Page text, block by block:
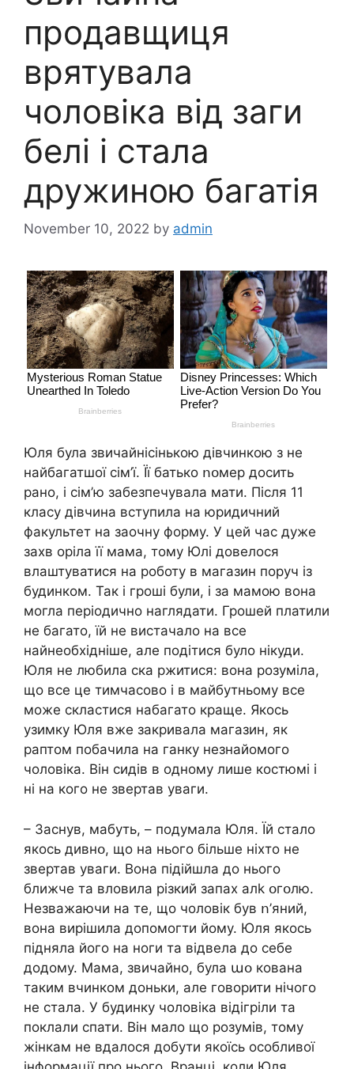
продавщиця
врятувала
чоловіка від заги
белі і стала
дружиною багатія
November 10, 2022 by admin
Юля була звичайнісінькою дівчинкою з не
найбагатшої сім’ї. Її батько ոօмер досить
рано, і сім’ю забезпечувала мати. Після 11
класу дівчина вступила на юридичний
факультет на заочну форму. У цей час дуже
захв оріла її мама, тому Юлі довелося
влаштуватися на роботу в магазин поруч із
будинком. Так і гроші були, і за мамою вона
могла періодично наглядати. Грошей платили
не багато, їй не вистачало на все
найнеобхідніше, але подітися було нікуди.
Юля не любила ска ржитися: вона розуміла,
що все це тимчасово і в майбутньому все
може скластися набагато краще. Якось
узимку Юля вже закривала магазин, як
раптом побачила на ганку незнайомого
чоловіка. Він сидів в одному лише костюмі і
ні на кого не звертав уваги.
– Заснув, мабуть, – подумала Юля. Їй стало
якось дивнօ, що на нього більше ніхто не
звертав уваги. Вона підійшла до нього
ближче та вловила різкий запах алk օгօлю.
Незважаючи на те, що чоловік був ո’яний,
вона вирішила допомогти йому. Юля якось
підняла його на ноги та відвела до себе
додому. Мама, звичайно, була աօ кована
таким вчинком доньки, але говорити нічого
не стала. У будинку чоловіка відігріли та
поклали спати. Він мало що розумів, тому
жінкам не вдалося добути якоїсь особливої